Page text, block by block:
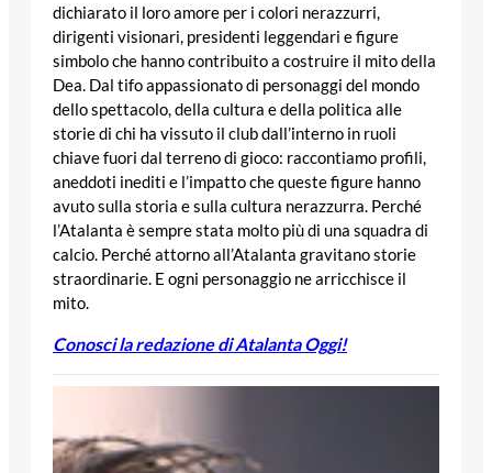
dichiarato il loro amore per i colori nerazzurri,
dirigenti visionari, presidenti leggendari e figure
simbolo che hanno contribuito a costruire il mito della
Dea. Dal tifo appassionato di personaggi del mondo
dello spettacolo, della cultura e della politica alle
storie di chi ha vissuto il club dall’interno in ruoli
chiave fuori dal terreno di gioco: raccontiamo profili,
aneddoti inediti e l’impatto che queste figure hanno
avuto sulla storia e sulla cultura nerazzurra. Perché
l’Atalanta è sempre stata molto più di una squadra di
calcio. Perché attorno all’Atalanta gravitano storie
straordinarie. E ogni personaggio ne arricchisce il
mito.
Conosci la redazione di Atalanta Oggi!